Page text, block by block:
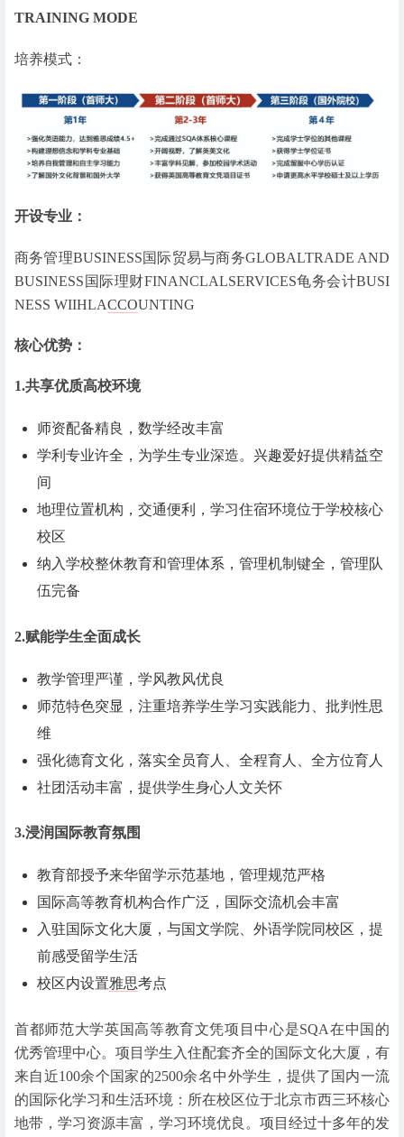
TRAINING MODE
培养模式：
开设专业：
商务管理BUSINESS国际贸易与商务GLOBALTRADE AND
BUSINESS国际理财FINANCLALSERVICES龟务会计BUSI
NESS WIIHLACCOUNTING
核心优势：
1.共享优质高校环境
师资配备精良，数学经改丰富
学利专业许全，为学生专业深造。兴趣爱好提供精益空
间
地理位置机构，交通便利，学习住宿环境位于学校核心
校区
纳入学校整休教育和管理体系，管理机制键全，管理队
伍完备
2.赋能学生全面成长
教学管理严谨，学风教风优良
师范特色突显，注重培养学生学习实践能力、批判性思
维
强化德育文化，落实全员育人、全程育人、全方位育人
社团活动丰富，提供学生身心人文关怀
3.浸润国际教育氛围
教育部授予来华留学示范基地，管理规范严格
国际高等教育机构合作广泛，国际交流机会丰富
入驻国际文化大厦，与国文学院、外语学院同校区，提
前感受留学生活
校区内设置雅思考点
首都师范大学英国高等教育文凭项目中心是SQA在中国的
优秀管理中心。项目学生入住配套齐全的国际文化大厦，有
来自近100余个国家的2500余名中外学生，提供了国内一流
的国际化学习和生活环境：所在校区位于北京市西三环核心
地带，学习资源丰富，学习环境优良。项目经过十多年的发